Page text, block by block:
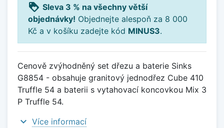
loyalty Sleva 3 % na všechny větší
objednávky! Objednejte alespoň za 8 000
Kč a v košíku zadejte kód MINUS3.
Cenově zvýhodněný set dřezu a baterie Sinks
G8854 - obsahuje granitový jednodřez Cube 410
Truffle 54 a baterii s vytahovací koncovkou Mix 3
P Truffle 54.
expand_more Více informací